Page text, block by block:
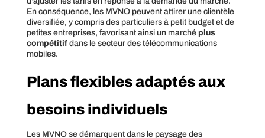
En conséquence, les MVNO peuvent attirer une clientèle
diversifiée, y compris des particuliers à petit budget et de
petites entreprises, favorisant ainsi un marché plus
compétitifdans le secteur des télécommunications
mobiles.
Plans flexibles adaptés aux
besoins individuels
Les MVNO se démarquent dans le paysage des